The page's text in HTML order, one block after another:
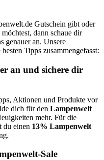
Gutschein gibt oder
dann schaue dir
genauer an. Unsere
Tipps zusammengefasst:
an und sichere dir
Aktionen und Produkte vor
dich für den Lampenwelt
mehr. Für die
du einen 13% Lampenwelt
Sale